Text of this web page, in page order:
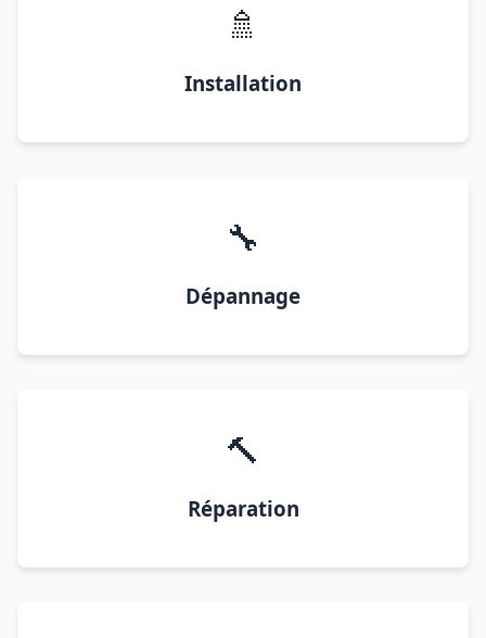
🚿
Installation
🔧
Dépannage
🔨
Réparation